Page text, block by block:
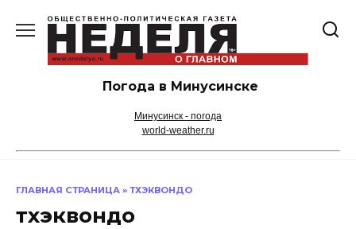
содержанию
Погода в Минусинске
Минусинск - погода
world-weather.ru
ГЛАВНАЯ СТРАНИЦА » ТХЭКВОНДО
тхэквондо